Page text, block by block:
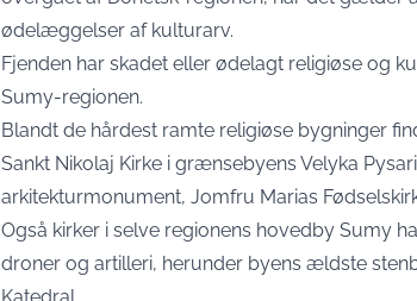
ødelæggelser af kulturarv.
Fjenden har skadet eller ødelagt religiøse og
Sumy-regionen.
Blandt de hårdest ramte religiøse bygninger
Sankt Nikolaj Kirke i grænsebyens Velyka
arkitekturmonument, Jomfru Marias
Også kirker i selve regionens hovedby Sumy
droner og artilleri, herunder byens ældste